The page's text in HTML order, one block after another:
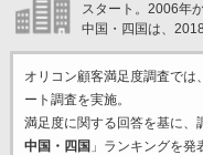
スタート。2006年
中国・四国は、
オリコン顧客満足度調査では
ート調査を実施。
満足度に関する回答を基に、
中国・四国 」ランキングを発